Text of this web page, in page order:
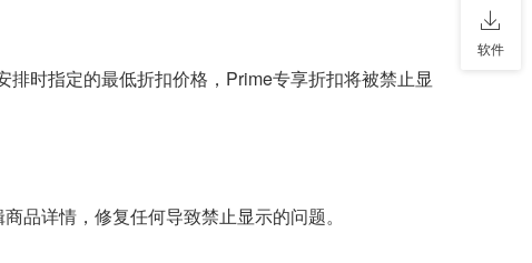
时指定的最低折扣价格，Prime专享折扣将被禁止显
品详情，修复任何导致禁止显示的问题。
软件